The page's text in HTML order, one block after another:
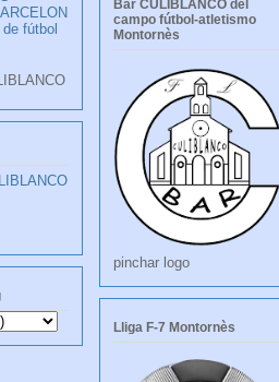
de fútbol
Bar CULIBLANCO del
campo fútbol-atletismo
Montornès
pinchar logo
Lliga F-7 Montornès